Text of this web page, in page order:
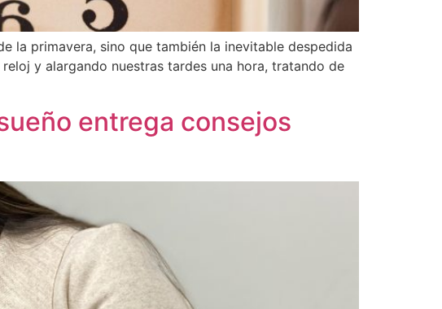
la primavera, sino que también la inevitable despedida
y alargando nuestras tardes una hora, tratando de
entrega consejos